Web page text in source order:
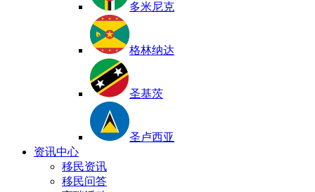
多米尼克
格林纳达
圣基茨
圣卢西亚
资讯中心
移民资讯
移民问答